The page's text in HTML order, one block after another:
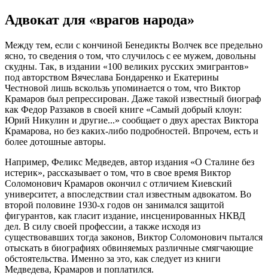
Адвокат для «врагов народа»
Между тем, если с кончиной Бенедикты Волчек все предельно
ясно, то сведения о том, что случилось с ее мужем, довольны
скудны. Так, в издании «100 великих русских эмигрантов»
под авторством Вячеслава Бондаренко и Екатерины
Честновой лишь вскользь упоминается о том, что Виктор
Крамаров был репрессирован. Даже такой известный биограф
как Федор Раззаков в своей книге «Самый добрый клоун:
Юрий Никулин и другие...» сообщает о двух арестах Виктора
Крамарова, но без каких-либо подробностей. Впрочем, есть и
более дотошные авторы.
Например, Феликс Медведев, автор издания «О Сталине без
истерик», рассказывает о том, что в свое время Виктор
Соломонович Крамаров окончил с отличием Киевский
университет, а впоследствии стал известным адвокатом. Во
второй половине 1930-х годов он занимался защитой
фигурантов, как гласит издание, инсценированных НКВД
дел. В силу своей профессии, а также исходя из
существовавших тогда законов, Виктор Соломонович пытался
отыскать в биографиях обвиняемых различные смягчающие
обстоятельства. Именно за это, как следует из книги
Медведева, Крамаров и поплатился.